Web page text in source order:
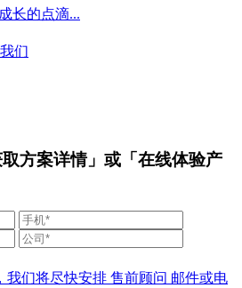
长的点滴...
们
方案详情」或「在线体验产
我们将尽快安排 售前顾问 邮件或电